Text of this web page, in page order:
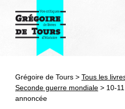
Antiquité
Grégoire de Tours > Tous les
Seconde guerre mondiale > 10-
annoncée